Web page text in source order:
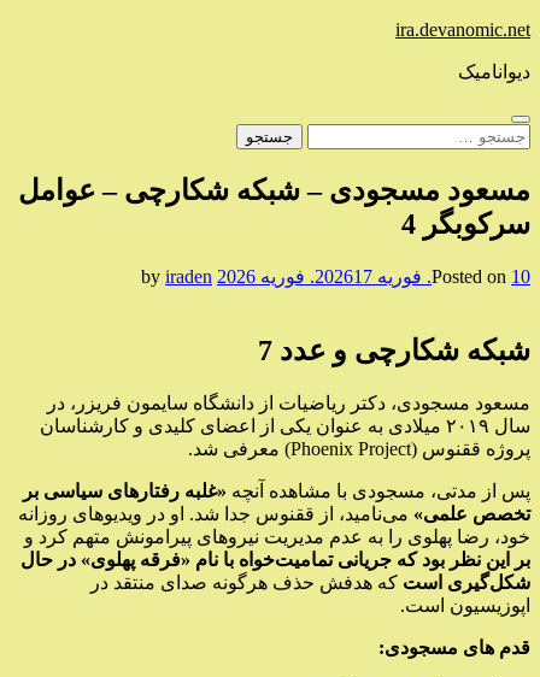
Skip
content
ira.devanomic.net
دیوانامیک
جستجو
مسعود مسجودی – شبکه شکارچی – عوامل
سرکوبگر 4
Posted on 10. فوریه 2026 17. فوریه 2026 iraden
شبکه شکارچی و عدد 7
مسعود مسجودی، دکتر ریاضیات از دانشگاه سایمون فریزر، در
سال ۲۰۱۹ میلادی به عنوان یکی از اعضای کلیدی و کارشناسان
پروژه ققنوس (Phoenix Project) معرفی شد.
پس از مدتی، مسجودی با مشاهده آنچه «غلبه رفتارهای سیاسی بر
تخصص علمی» می‌نامید، از ققنوس جدا شد. او در ویدیوهای روزانه
خود، رضا پهلوی را به عدم مدیریت نیروهای پیرامونش متهم کرد و
بر این نظر بود که جریانی تمامیت‌خواه با نام «فرقه پهلوی» در حال
شکل‌گیری است که هدفش حذف هرگونه صدای منتقد در
اپوزیسیون است.
قدم های مسجودی: